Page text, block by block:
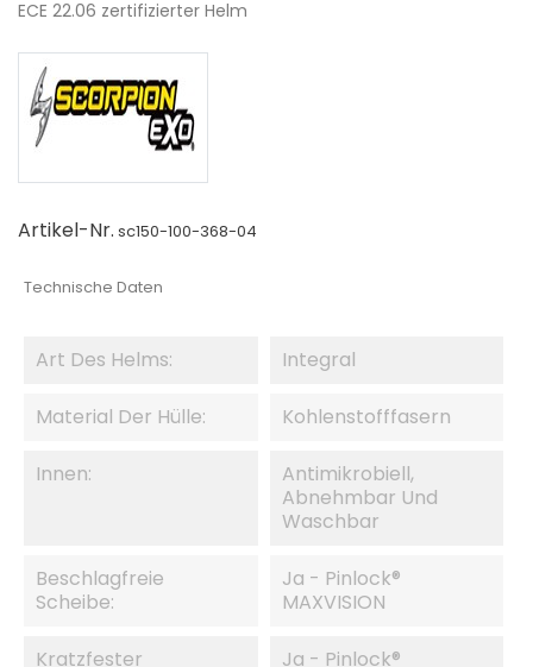
ECE 22.06 zertifizierter Helm
Artikel-Nr. sc150-100-368-04
Technische Daten
Art Des Helms: Integral
Material Der Hülle: Kohlenstofffasern
Innen:
Antimikrobiell,
Abnehmbar Und
Waschbar
Beschlagfreie
Scheibe:
Ja - Pinlock®
MAXVISION
Kratzfester
Ja - Pinlock®